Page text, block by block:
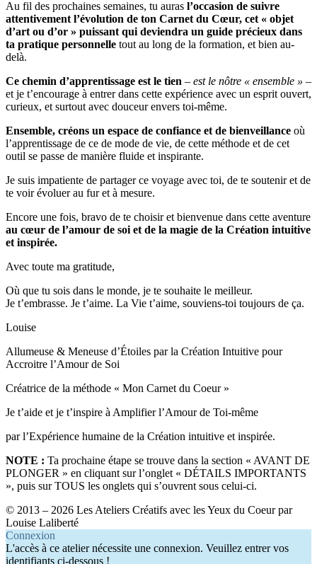
Au fil des prochaines semaines, tu auras l’occasion de suivre
attentivement l’évolution de ton Carnet du Cœur, cet « objet
d’art ou d’or » puissant qui deviendra un guide précieux dans
ta pratique personnelle tout au long de la formation, et bien au-
delà.
Ce chemin d’apprentissage est le tien – est le nôtre « ensemble » –
et je t’encourage à entrer dans cette expérience avec un esprit ouvert,
curieux, et surtout avec douceur envers toi-même.
Ensemble, créons un espace de confiance et de bienveillance où
l’apprentissage de ce de mode de vie, de cette méthode et de cet
outil se passe de manière fluide et inspirante.
Je suis impatiente de partager ce voyage avec toi, de te soutenir et de
te voir évoluer au fur et à mesure.
Encore une fois, bravo de te choisir et bienvenue dans cette aventure
au cœur de l’amour de soi et de la magie de la Création intuitive
et inspirée.
Avec toute ma gratitude,
Où que tu sois dans le monde, je te souhaite le meilleur.
Je t’embrasse. Je t’aime. La Vie t’aime, souviens-toi toujours de ça.
Louise
Allumeuse & Meneuse d’Étoiles par la Création Intuitive pour
Accroitre l’Amour de Soi
Créatrice de la méthode « Mon Carnet du Coeur »
Je t’aide et je t’inspire à Amplifier l’Amour de Toi-même
par l’Expérience humaine de la Création intuitive et inspirée.
NOTE : Ta prochaine étape se trouve dans la section « AVANT DE
PLONGER » en cliquant sur l’onglet « DÉTAILS IMPORTANTS
», puis sur TOUS les onglets qui s’ouvrent sous celui-ci.
© 2013 – 2026 Les Ateliers Créatifs avec les Yeux du Coeur par
Louise Laliberté
Connexion
L'accès à ce atelier nécessite une connexion. Veuillez entrer vos
identifiants ci-dessous !